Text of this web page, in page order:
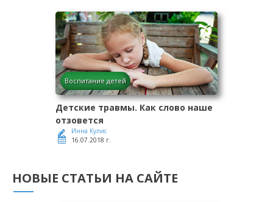
Воспитание детей
Детские травмы. Как слово наше
отзовется
Инна Кулис
16.07.2018 г.
НОВЫЕ СТАТЬИ НА САЙТЕ